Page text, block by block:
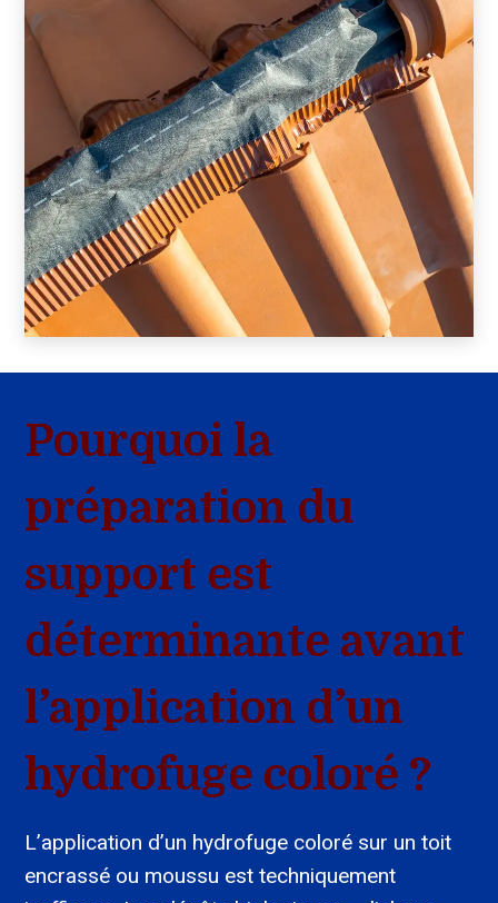
Pourquoi la
préparation du
support est
déterminante avant
l’application d’un
hydrofuge coloré ?
L’application d’un hydrofuge coloré sur un toit
encrassé ou moussu est techniquement